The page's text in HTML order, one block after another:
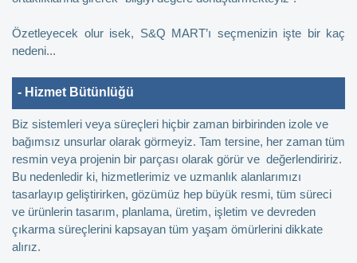
Özetleyecek olur isek, S&Q MART’ı seçmenizin işte bir kaç
nedeni...
- Hizmet Bütünlüğü
Biz sistemleri veya süreçleri hiçbir zaman birbirinden izole ve
bağımsız unsurlar olarak görmeyiz. Tam tersine, her zaman tüm
resmin veya projenin bir parçası olarak görür ve değerlendiririz.
Bu nedenledir ki, hizmetlerimiz ve uzmanlık alanlarımızı
tasarlayıp geliştirirken, gözümüz hep büyük resmi, tüm süreci
ve ürünlerin tasarım, planlama, üretim, işletim ve devreden
çıkarma süreçlerini kapsayan tüm yaşam ömürlerini dikkate
alırız.